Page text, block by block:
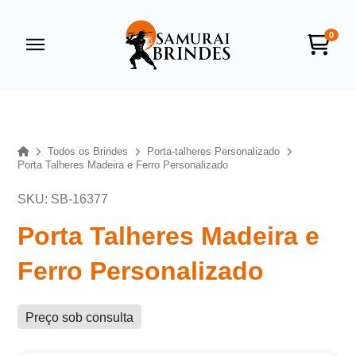
0
HomeTodos os Brindes
Porta-talheres Personalizado
Porta Talheres Madeira e Ferro Personalizado
SKU: SB-16377
Porta Talheres Madeira e
Ferro Personalizado
Preço sob consulta